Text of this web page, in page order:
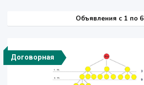
Объявления c 1 по 6
Договорная